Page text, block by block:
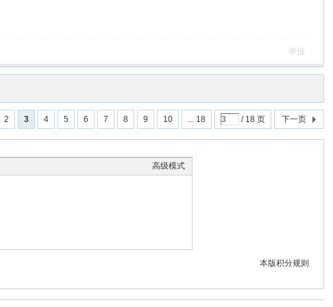
举报
2 3 4 5 6 7 8 9 10 ... 18 / 18 页 下一页
高级模式
本版积分规则